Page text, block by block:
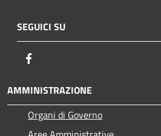
SEGUICI SU
AMMINISTRAZIONE
Organi di Governo